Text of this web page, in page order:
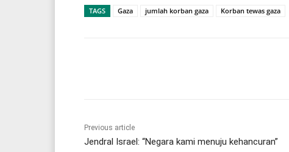
TAGS Gaza jumlah korban gaza Korban tewas gaza
Previous article
Jendral Israel: “Negara kami menuju kehancuran”